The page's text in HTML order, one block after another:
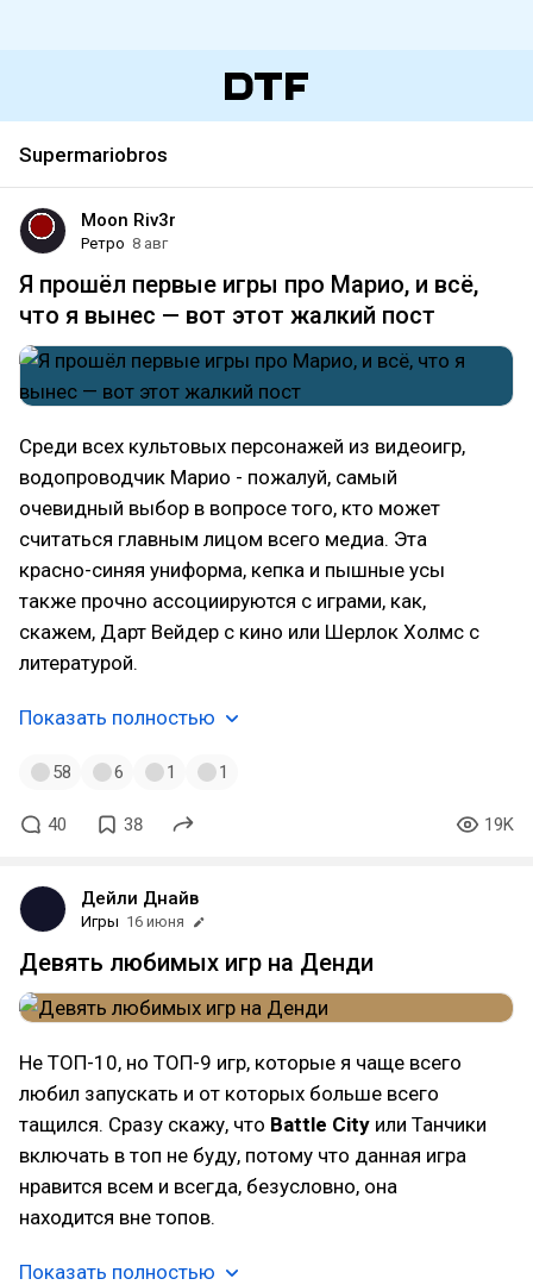
Supermariobros
Moon Riv3r
Ретро 8 авг
Я прошёл первые игры про Марио, и всё,
что я вынес — вот этот жалкий пост
Среди всех культовых персонажей из видеоигр,
водопроводчик Марио - пожалуй, самый
очевидный выбор в вопросе того, кто может
считаться главным лицом всего медиа. Эта
красно-синяя униформа, кепка и пышные усы
также прочно ассоциируются с играми, как,
скажем, Дарт Вейдер с кино или Шерлок Холмс с
литературой.
Показать полностью
58 6 1 1
40 38 19K
Дейли Днайв
Игры 16 июня
Девять любимых игр на Денди
Не ТОП-10, но ТОП-9 игр, которые я чаще всего
любил запускать и от которых больше всего
тащился. Сразу скажу, что Battle City или Танчики
включать в топ не буду, потому что данная игра
нравится всем и всегда, безусловно, она
находится вне топов.
Показать полностью